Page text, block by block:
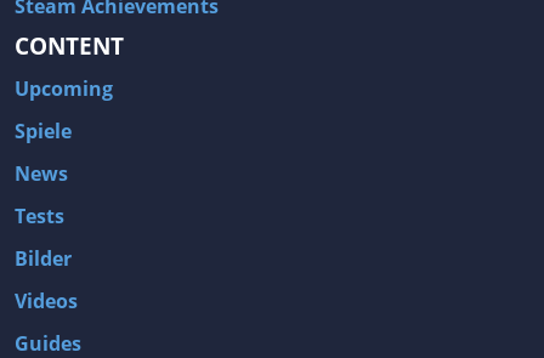
Steam Achievements
CONTENT
Upcoming
Spiele
News
Tests
Bilder
Videos
Guides